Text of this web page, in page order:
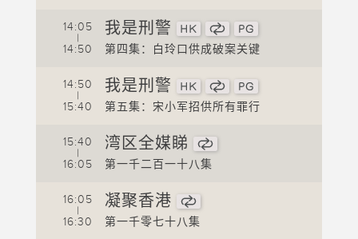
14:05
|
14:50
我是刑警
第四集：白玲口供成破案关键
14:50
|
15:40
我是刑警
第五集：宋小军招供所有罪行
15:40
|
16:05
湾区全媒睇
第一千二百一十八集
16:05
|
16:30
凝聚香港
第一千零七十八集